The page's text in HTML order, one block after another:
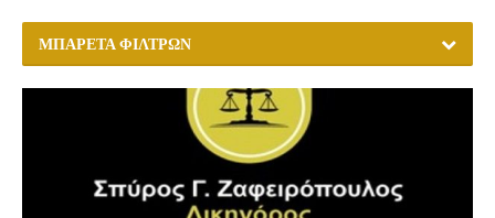
ΜΠΑΡΈΤΑ ΦΊΛΤΡΩΝ